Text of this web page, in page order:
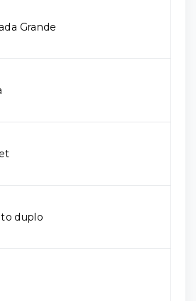
Grande
duplo